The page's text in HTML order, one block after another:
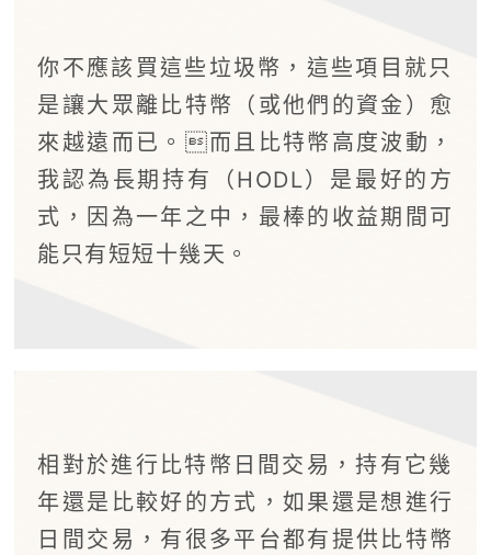
你不應該買這些垃圾幣，這些項目就只
是讓大眾離比特幣（或他們的資金）愈
來越遠而已。而且比特幣高度波動，
我認為長期持有（HODL）是最好的方
式，因為一年之中，最棒的收益期間可
能只有短短十幾天。
相對於進行比特幣日間交易，持有它幾
年還是比較好的方式，如果還是想進行
日間交易，有很多平台都有提供比特幣